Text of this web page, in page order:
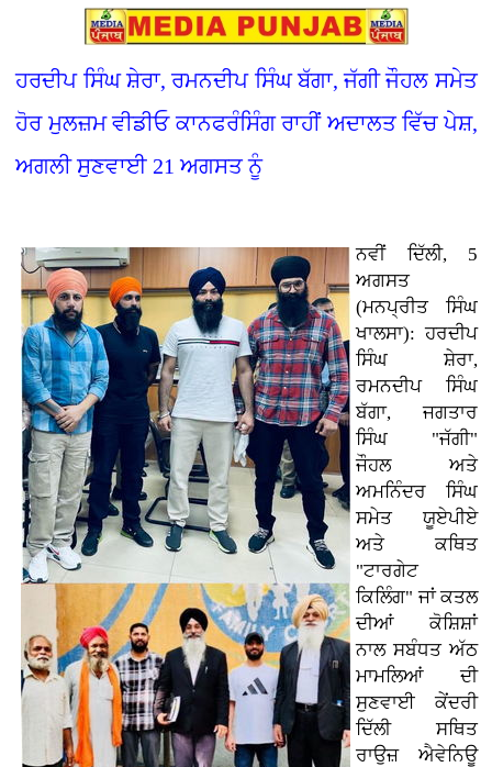
ਹਰਦੀਪ ਸਿੰਘ ਸ਼ੇਰਾ, ਰਮਨਦੀਪ ਸਿੰਘ ਬੱਗਾ, ਜੱਗੀ ਜੌਹਲ ਸਮੇਤ
ਹੋਰ ਮੁਲਜ਼ਮ ਵੀਡੀਓ ਕਾਨਫਰੰਸਿੰਗ ਰਾਹੀਂ ਅਦਾਲਤ ਵਿੱਚ ਪੇਸ਼,
ਅਗਲੀ ਸੁਣਵਾਈ 21 ਅਗਸਤ ਨੂੰ
ਨਵੀਂ ਦਿੱਲੀ, 5
ਅਗਸਤ
(ਮਨਪ੍ਰੀਤ ਸਿੰਘ
ਖਾਲਸਾ): ਹਰਦੀਪ
ਸਿੰਘ ਸ਼ੇਰਾ,
ਰਮਨਦੀਪ ਸਿੰਘ
ਬੱਗਾ, ਜਗਤਾਰ
ਸਿੰਘ "ਜੱਗੀ"
ਜੌਹਲ ਅਤੇ
ਅਮਨਿੰਦਰ ਸਿੰਘ
ਸਮੇਤ ਯੂਏਪੀਏ
ਅਤੇ ਕਥਿਤ
"ਟਾਰਗੇਟ
ਕਿਲਿੰਗ" ਜਾਂ ਕਤਲ
ਦੀਆਂ ਕੋਸ਼ਿਸ਼ਾਂ
ਨਾਲ ਸਬੰਧਤ ਅੱਠ
ਮਾਮਲਿਆਂ ਦੀ
ਸੁਣਵਾਈ ਕੇਂਦਰੀ
ਦਿੱਲੀ ਸਥਿਤ
ਰਾਉਜ਼ ਐਵੇਨਿਊ